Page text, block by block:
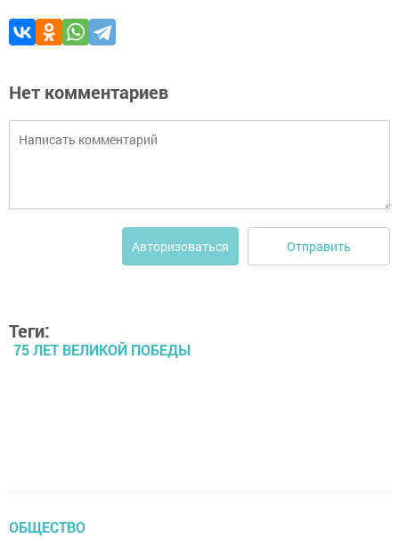
Нет комментариев
Авторизоваться Отправить
Теги:
75 ЛЕТ ВЕЛИКОЙ ПОБЕДЫ
ОБЩЕСТВО